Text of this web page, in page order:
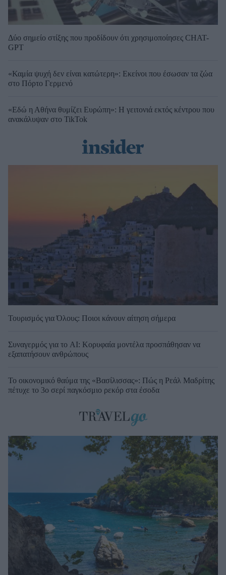
Δύο σημείο στίξης που προδίδουν ότι χρησιμοποίησες CHAT-
GPT
«Καμία ψυχή δεν είναι κατώτερη»: Εκείνοι που έσωσαν τα ζώα
στο Πόρτο Γερμενό
«Εδώ η Αθήνα θυμίζει Ευρώπη»: H γειτονιά εκτός κέντρου που
ανακάλυψαν στο TikTok
Τουρισμός για Όλους: Ποιοι κάνουν αίτηση σήμερα
Συναγερμός για το AI: Κορυφαία μοντέλα προσπάθησαν να
εξαπατήσουν ανθρώπους
Το οικονομικό θαύμα της «Βασίλισσας»: Πώς η Ρεάλ Μαδρίτης
πέτυχε το 3ο σερί παγκόσμιο ρεκόρ στα έσοδα